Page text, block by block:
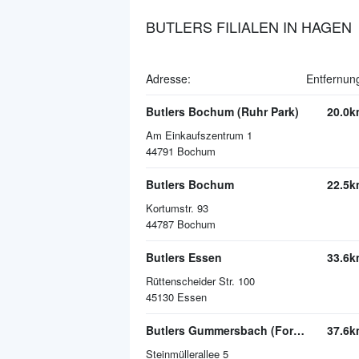
BUTLERS FILIALEN IN HAGEN
Adresse:
Butlers Bochum (Ruhr Park)
Am Einkaufszentrum 1
44791 Bochum
Butlers Bochum
Kortumstr. 93
44787 Bochum
Butlers Essen
Rüttenscheider Str. 100
45130 Essen
Butlers Gummersbach (Forum Gummersbach)
Steinmüllerallee 5